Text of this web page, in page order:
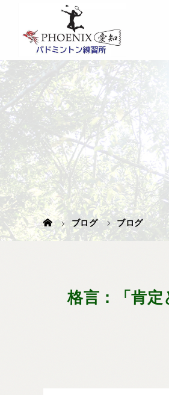
ブログ ブログ
格言：「肯